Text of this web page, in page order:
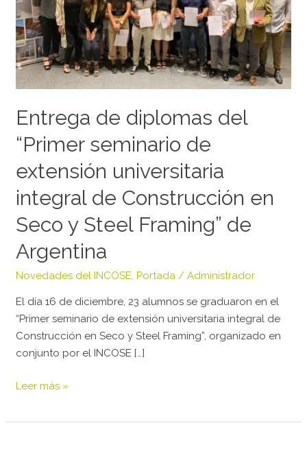
Entrega de diplomas del
“Primer seminario de
extensión universitaria
integral de Construcción en
Seco y Steel Framing” de
Argentina
Novedades del INCOSE, Portada /Administrador
El día 16 de diciembre, 23 alumnos se graduaron en el
“Primer seminario de extensión universitaria integral de
Construcción en Seco y Steel Framing”, organizado en
conjunto por el INCOSE […]
“Primer
seminario
de
extensión
universitaria
integral
Construcción
en
y
Steel
Framing”
de
Argentina
Leer más »